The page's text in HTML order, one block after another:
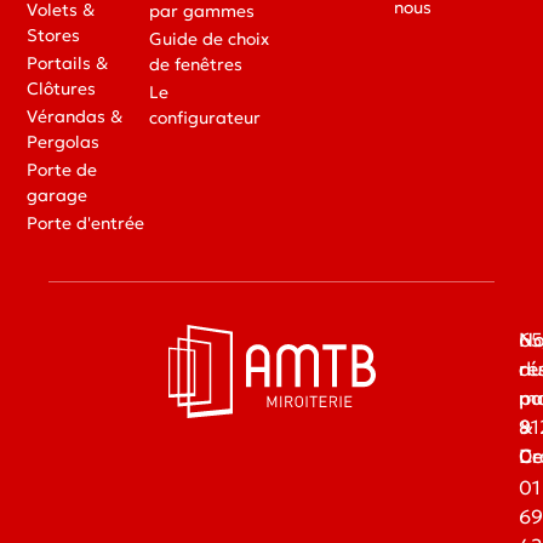
Volets &
Stores
Portails &
Clôtures
Vérandas &
Pergolas
Porte de
garage
Porte d'entrée
par gammes
Guide de choix
de fenêtres
Le
configurateur
nous
du
01
69
&